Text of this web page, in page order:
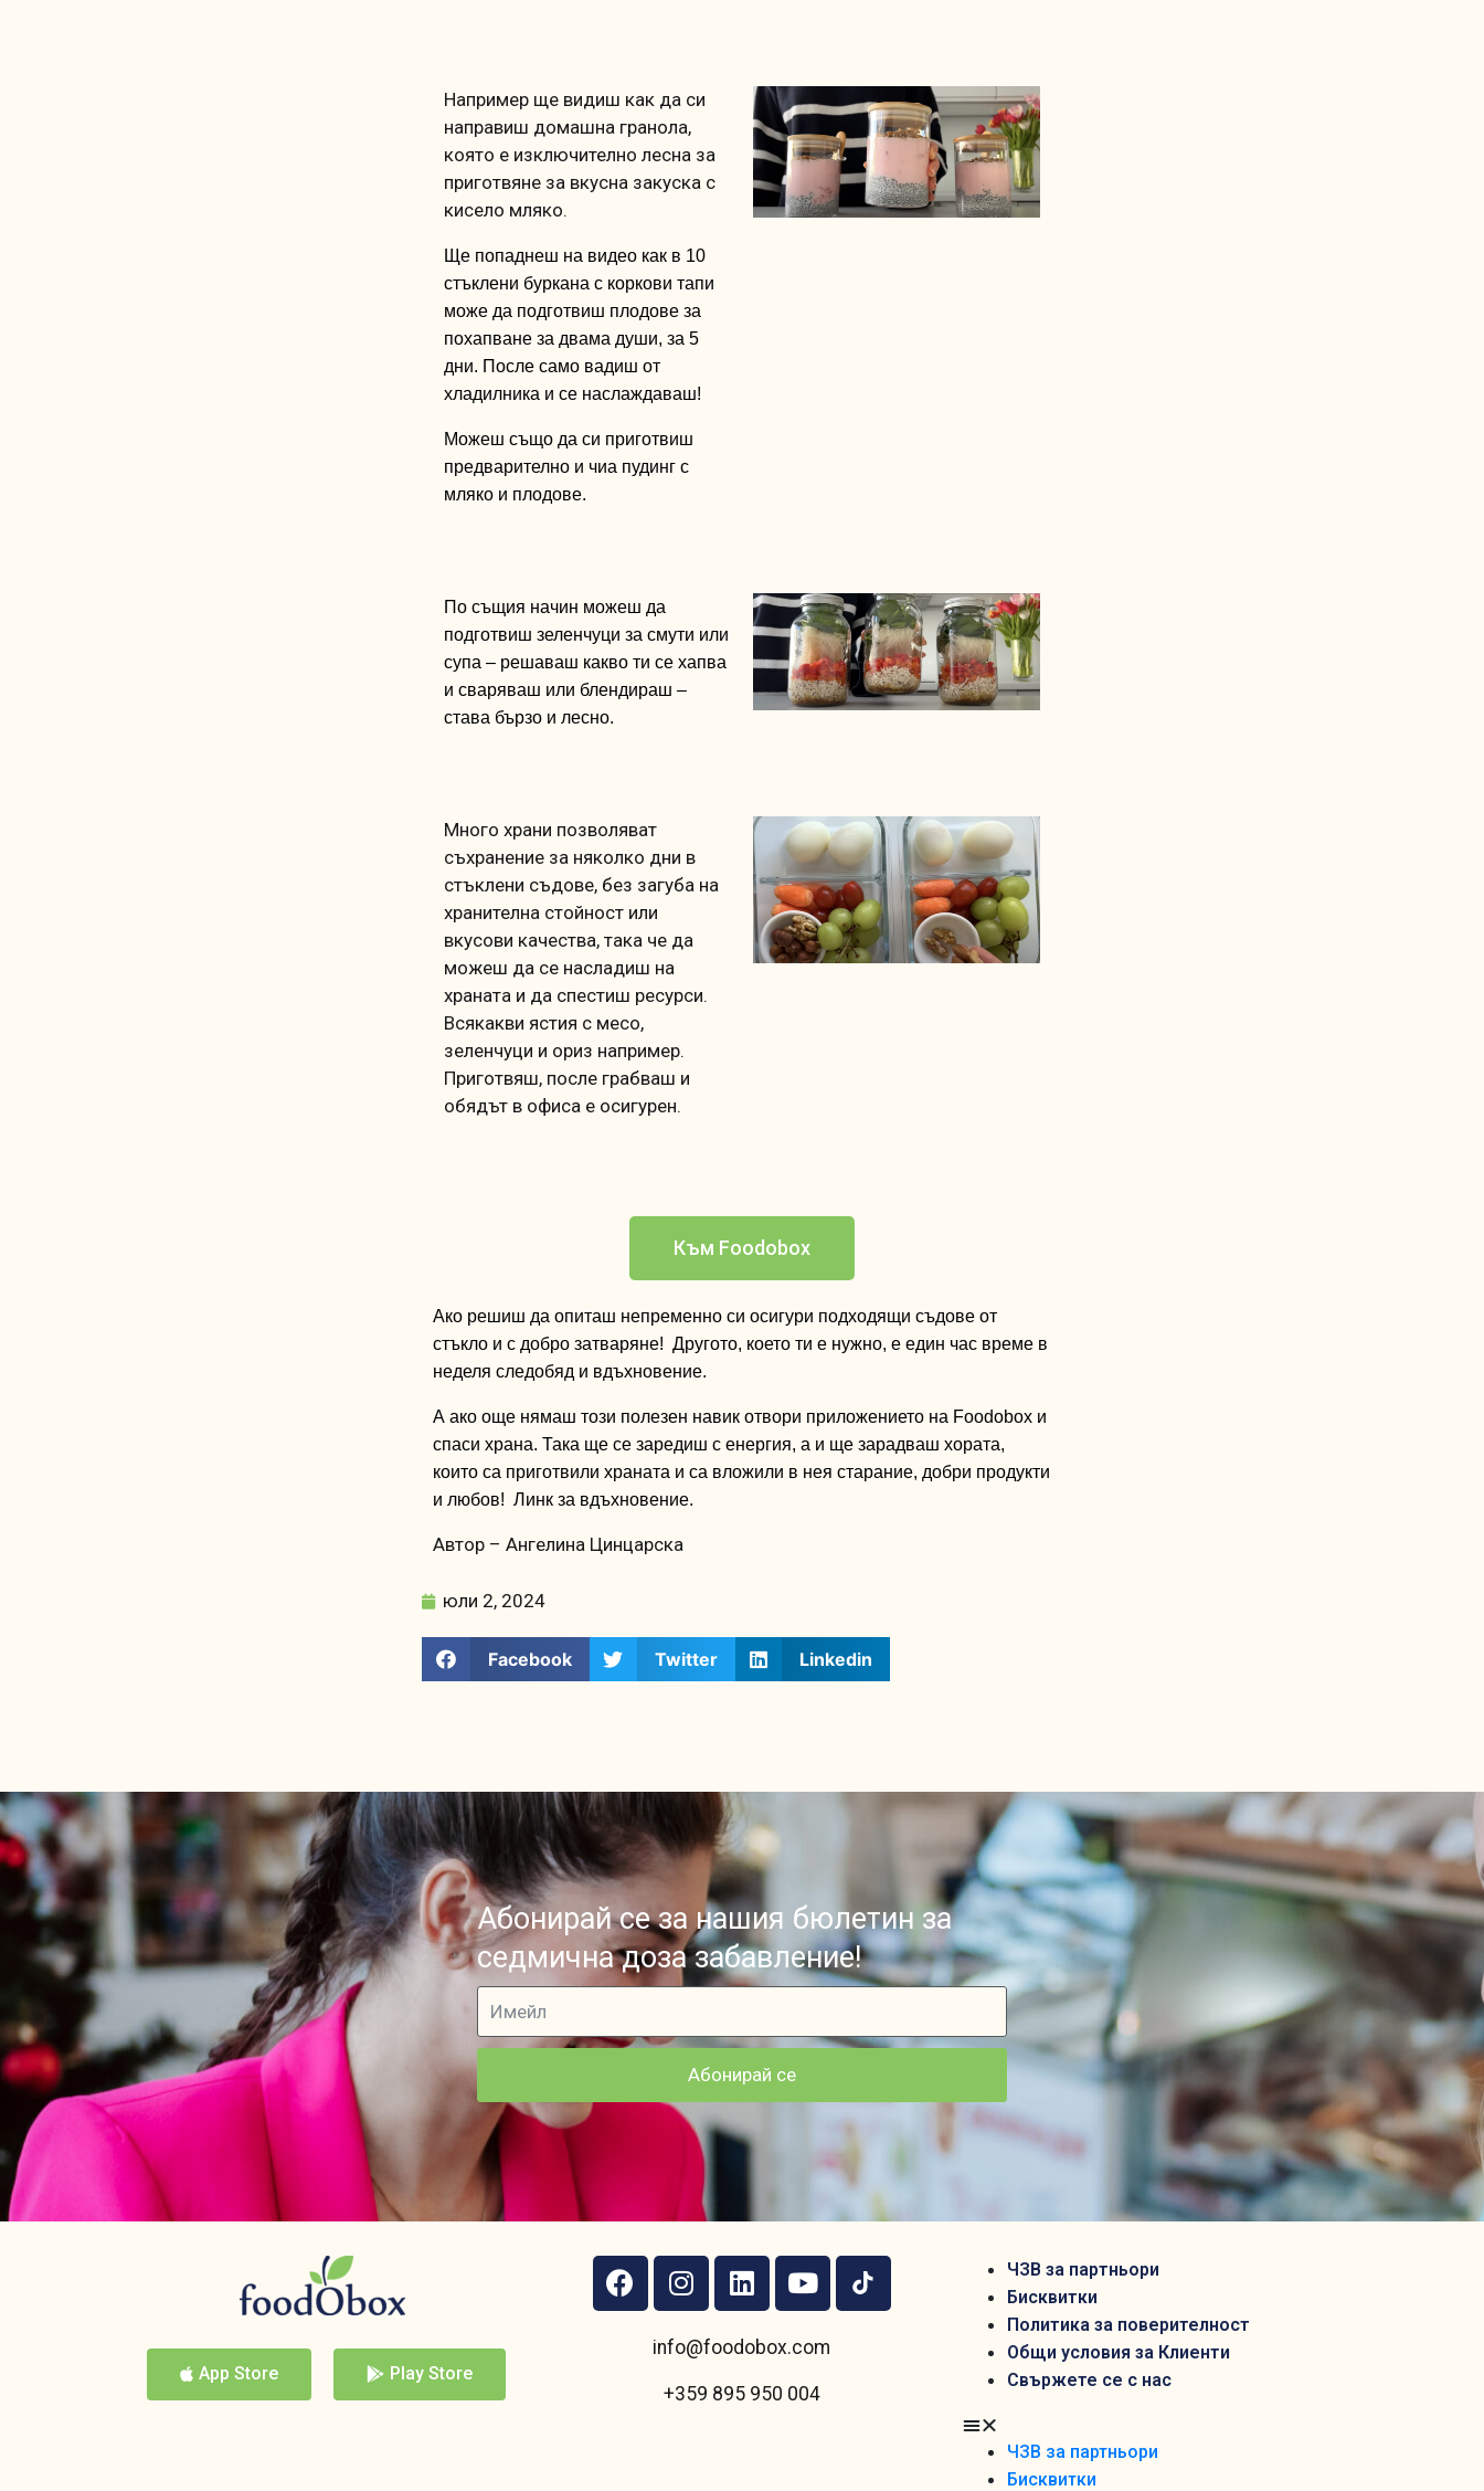
Например ще видиш как да си
направиш домашна гранола,
която е изключително лесна за
приготвяне за вкусна закуска с
кисело мляко.
Ще попаднеш на видео как в 10
стъклени буркана с коркови тапи
може да подготвиш плодове за
похапване за двама души, за 5
дни. После само вадиш от
хладилника и се наслаждаваш!
Можеш също да си приготвиш
предварително и чиа пудинг с
мляко и плодове.
По същия начин можеш да
подготвиш зеленчуци за смути или
супа – решаваш какво ти се хапва
и сваряваш или блендираш –
става бързо и лесно.
Много храни позволяват
съхранение за няколко дни в
стъклени съдове, без загуба на
хранителна стойност или
вкусови качества, така че да
можеш да се насладиш на
храната и да спестиш ресурси.
Всякакви ястия с месо,
зеленчуци и ориз например.
Приготвяш, после грабваш и
обядът в офиса е осигурен.
Към Foodobox
Ако решиш да опиташ непременно си осигури подходящи съдове от
стъкло и с добро затваряне! Другото, което ти е нужно, е един час време в
неделя следобяд и вдъхновение.
А ако още нямаш този полезен навик отвори приложението на Foodobox и
спаси храна. Така ще се заредиш с енергия, а и ще зарадваш хората,
които са приготвили храната и са вложили в нея старание, добри продукти
и любов! Линк за вдъхновение.
Автор – Ангелина Цинцарска
юли 2, 2024
Facebook Twitter Linkedin
Абонирай се за нашия бюлетин за
седмична доза забавление!
Абонирай се
App Store Play Store
info@foodobox.com
+359 895 950 004
ЧЗВ за партньори
Бисквитки
Политика за поверителност
Общи условия за Клиенти
Свържете се с нас
ЧЗВ за партньори
Бисквитки